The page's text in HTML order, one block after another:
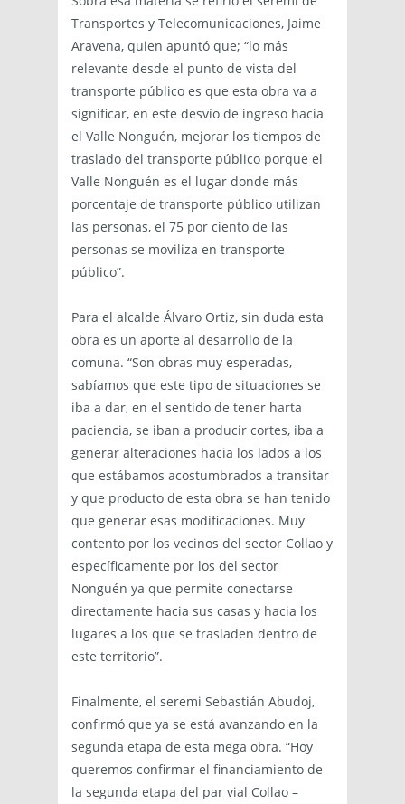
Transportes y Telecomunicaciones, Jaime
Aravena, quien apuntó que; “lo más
relevante desde el punto de vista del
transporte público es que esta obra va a
significar, en este desvío de ingreso hacia
el Valle Nonguén, mejorar los tiempos de
traslado del transporte público porque el
Valle Nonguén es el lugar donde más
porcentaje de transporte público utilizan
las personas, el 75 por ciento de las
personas se moviliza en transporte
público”.
Para el alcalde Álvaro Ortiz, sin duda esta
obra es un aporte al desarrollo de la
comuna. “Son obras muy esperadas,
sabíamos que este tipo de situaciones se
iba a dar, en el sentido de tener harta
paciencia, se iban a producir cortes, iba a
generar alteraciones hacia los lados a los
que estábamos acostumbrados a transitar
y que producto de esta obra se han tenido
que generar esas modificaciones. Muy
contento por los vecinos del sector Collao y
específicamente por los del sector
Nonguén ya que permite conectarse
directamente hacia sus casas y hacia los
lugares a los que se trasladen dentro de
este territorio”.
Finalmente, el seremi Sebastián Abudoj,
confirmó que ya se está avanzando en la
segunda etapa de esta mega obra. “Hoy
queremos confirmar el financiamiento de
la segunda etapa del par vial Collao –